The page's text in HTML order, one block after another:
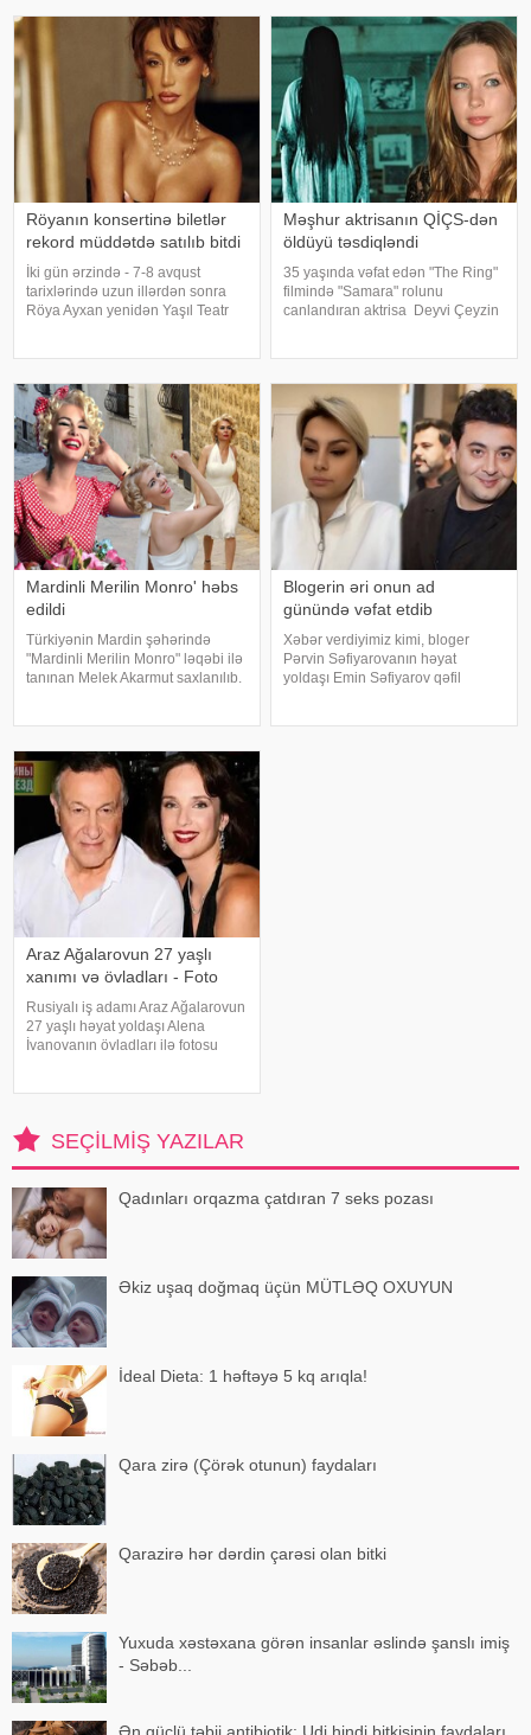
mətbuatına istinadən xəbər verir
ki, Levent şəxsi həyatı ilə Ahba
məxsus bağ sahəsində çalışarkən
əlinə bata
Röyanın konsertinə biletlər
rekord müddətdə satılıb bitdi
İki gün ərzində - 7-8 avqust
tarixlərində uzun illərdən sonra
Röya Ayxan yenidən Yaşıl Teatr
və biletlər qısa zamanda tamamil
Məşhur aktrisanın QİÇS-dən
öldüyü təsdiqləndi
35 yaşında vəfat edən "The Ring"
filmində "Samara" rolunu
canlandıran aktrisa Deyvi Çeyzin
İdarəsini
Mardinli Merilin Monro' həbs
edildi
Türkiyənin Mardin şəhərində
"Mardinli Merilin Monro" ləqəbi ilə
tanınan Melek Akarmut saxlanılıb.
tərkibli olduğ
Blogerin əri onun ad
günündə vəfat etdib
Xəbər verdiyimiz kimi, bloger
Pərvin Səfiyarovanın həyat
yoldaşı Emin Səfiyarov qəfil
Araz Ağalarovun 27 yaşlı
xanımı və övladları - Foto
Rusiyalı iş adamı Araz Ağalarovun
27 yaşlı həyat yoldaşı Alena
İvanovanın övladları ilə fotosu
SEÇILMIŞ YAZILAR
Qadınları orqazma çatdıran 7 seks pozası
Əkiz uşaq doğmaq üçün MÜTLƏQ OXUYUN
İdeal Dieta: 1 həftəyə 5 kq arıqla!
Qara zirə (Çörək otunun) faydaları
Qarazirə hər dərdin çarəsi olan bitki
Yuxuda xəstəxana görən insanlar əslində şanslı imiş
- Səbəb...
Ən güclü təbii antibiotik: Udi hindi bitkisinin faydaları